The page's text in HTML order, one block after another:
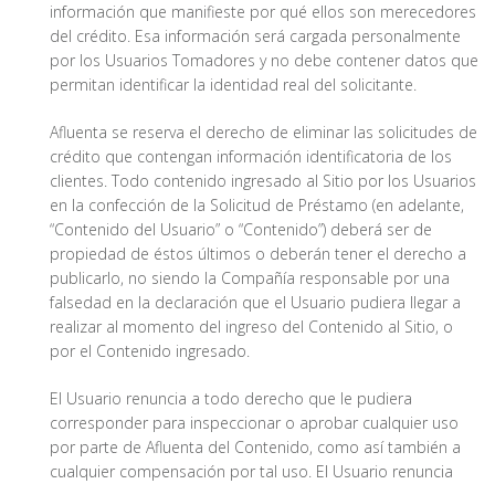
información que manifieste por qué ellos son merecedores
del crédito. Esa información será cargada personalmente
por los Usuarios Tomadores y no debe contener datos que
permitan identificar la identidad real del solicitante.
Afluenta se reserva el derecho de eliminar las solicitudes de
crédito que contengan información identificatoria de los
clientes. Todo contenido ingresado al Sitio por los Usuarios
en la confección de la Solicitud de Préstamo (en adelante,
“Contenido del Usuario” o “Contenido”) deberá ser de
propiedad de éstos últimos o deberán tener el derecho a
publicarlo, no siendo la Compañía responsable por una
falsedad en la declaración que el Usuario pudiera llegar a
realizar al momento del ingreso del Contenido al Sitio, o
por el Contenido ingresado.
El Usuario renuncia a todo derecho que le pudiera
corresponder para inspeccionar o aprobar cualquier uso
por parte de Afluenta del Contenido, como así también a
cualquier compensación por tal uso. El Usuario renuncia